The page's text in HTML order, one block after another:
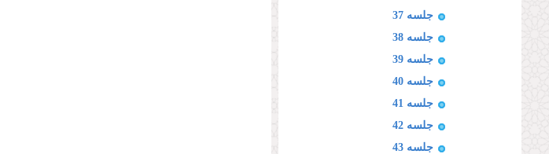
جلسه 37
جلسه 38
جلسه 39
جلسه 40
جلسه 41
جلسه 42
جلسه 43